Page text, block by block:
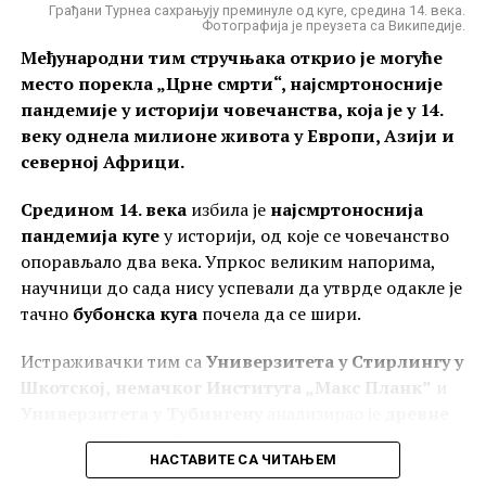
Рилски манастир. Фотографија је власништво сајта
https://www.rilskimanastir.org/.
Обнова Рилског манастира под
протосеватсом Хрељом
обновитеља духовних места била је резервисана за
владаре, али од средине XIV века та улога се
преноси и на властелу, која почиње да подиже нове
и обнавља старе задужбине других ктитора, себи и
члановима своје породице у помен.
Тако јеРилски манастиризнова подигнут, на
месту где се и данас налази, захваљујући
прве половине XIV века. У историјским изворима
Хреља се спомиње током1327-1328. годинекао
Грађани Турнеа сахрањују преминуле од куге, средина 14. века.
Фотографија је преузета са Википедије.
Међународни тим стручњака открио је могуће
место порекла „Црне смрти“, најсмртоносније
пандемије у историји човечанства, која је у 14.
веку однела милионе живота у Европи, Азији и
северној Африци.
Средином 14. векаизбила је најсмртоноснија
пандемија кугеу историји, од које се човечанство
опорављало два века. Упркос великим напорима,
научници до сада нису успевали да утврде одакле је
тачно бубонска кугапочела да се шири.
Истраживачки тим саУниверзитета у Стирлингу у
Шкотској, немачког Института „Макс Планк” и
узорке ДНК из зубаседам костура пронађених на
гробљима близујезера Исик Кул у Киргистану
НАСТАВИТЕ СА ЧИТАЊЕМ